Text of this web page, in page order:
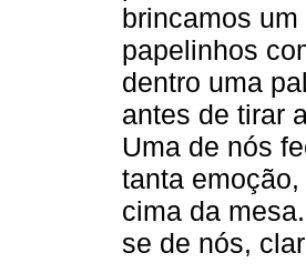
brincamos
papelinhos
dentro uma
antes de tirar
Uma de nós
tanta
cima da
se de nós,